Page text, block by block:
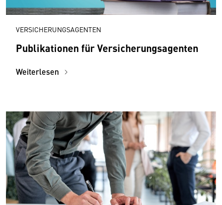
VERSICHERUNGSAGENTEN
Publikationen für Versicherungsagenten
Weiterlesen